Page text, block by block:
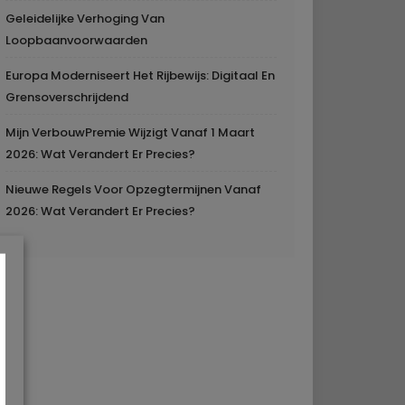
Geleidelijke Verhoging Van
Loopbaanvoorwaarden
Europa Moderniseert Het Rijbewijs: Digitaal En
Grensoverschrijdend
Mijn VerbouwPremie Wijzigt Vanaf 1 Maart
2026: Wat Verandert Er Precies?
Nieuwe Regels Voor Opzegtermijnen Vanaf
2026: Wat Verandert Er Precies?